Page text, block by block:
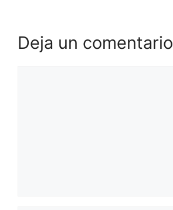
Deja un comentario